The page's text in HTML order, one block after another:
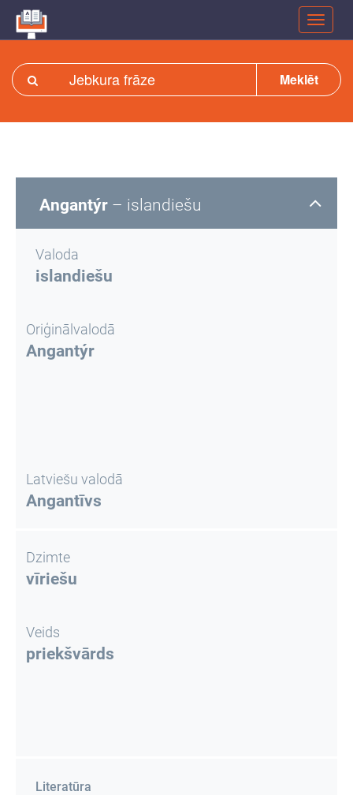
Meklēt
Angantýr – islandiešu
Valoda
islandiešu
Oriģinālvalodā
Angantýr
Latviešu valodā
Angantīvs
Dzimte
vīriešu
Veids
priekšvārds
Literatūra